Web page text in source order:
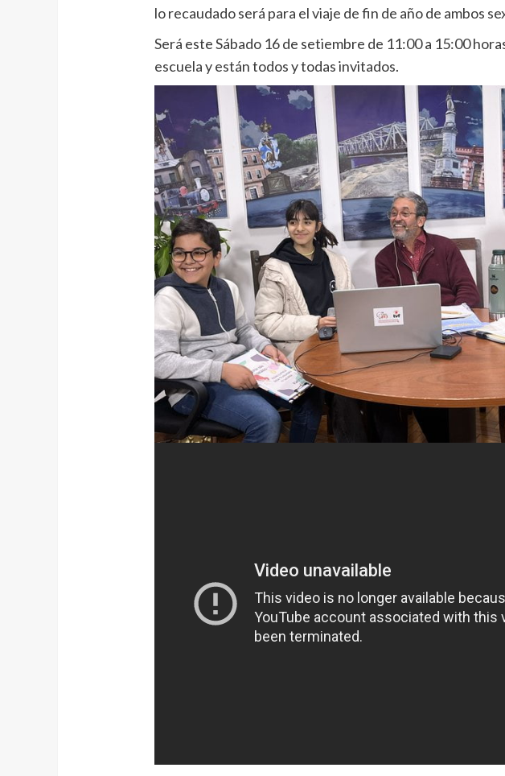
lo recaudado será para el viaje de fin de año de ambos
Será este Sábado 16 de setiembre de 11:00 a 15:00
escuela y están todos y todas invitados.